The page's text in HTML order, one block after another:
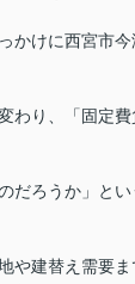
かけに西宮市
わり、「固定
だろうか」と
や建替え需要